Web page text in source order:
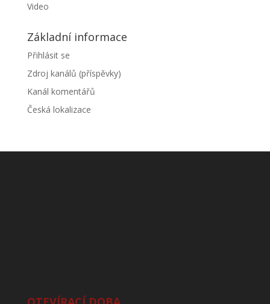
Video
Základní informace
Přihlásit se
Zdroj kanálů (příspěvky)
Kanál komentářů
Česká lokalizace